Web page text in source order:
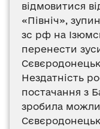
відмовитися
«Північ»,
зс рф на
перенести
Нездатність
постачання з
зробила